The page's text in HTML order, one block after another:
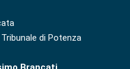
di Potenza